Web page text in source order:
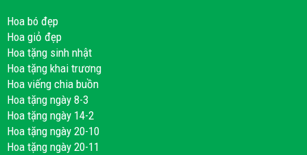
Hoa bó đẹp
Hoa giỏ đẹp
Hoa tặng sinh nhật
Hoa tặng khai trương
Hoa viếng chia buồn
Hoa tặng ngày 8-3
Hoa tặng ngày 14-2
Hoa tặng ngày 20-10
Hoa tặng ngày 20-11